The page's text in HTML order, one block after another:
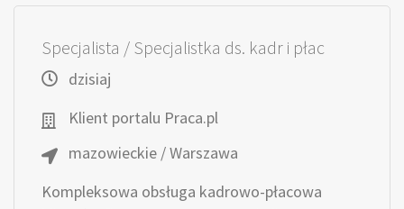
Specjalista / Specjalistka ds. kadr i płac
dzisiaj
Klient portalu Praca.pl
mazowieckie / Warszawa
Kompleksowa obsługa kadrowo-płacowa